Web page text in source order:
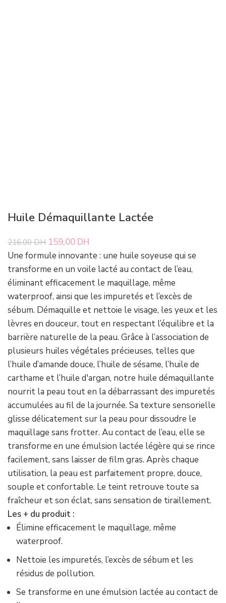
Huile Démaquillante Lactée
216,00DH Le prix initial était : 216,00 DH.
159,00 DH
Une formule innovante : une huile soyeuse qui se
transforme en un voile lacté au contact de l’eau,
éliminant efficacement le maquillage, même
waterproof, ainsi que les impuretés et l’excès de
sébum. Démaquille et nettoie le visage, les yeux et les
lèvres en douceur, tout en respectant l’équilibre et la
barrière naturelle de la peau. Grâce à l’association de
plusieurs huiles végétales précieuses, telles que
l’huile d’amande douce, l’huile de sésame, l’huile de
carthame et l’huile d'argan, notre huile démaquillante
nourrit la peau tout en la débarrassant des impuretés
accumulées au fil de la journée. Sa texture sensorielle
glisse délicatement sur la peau pour dissoudre le
maquillage sans frotter. Au contact de l’eau, elle se
transforme en une émulsion lactée légère qui se rince
facilement, sans laisser de film gras. Après chaque
utilisation, la peau est parfaitement propre, douce,
souple et confortable. Le teint retrouve toute sa
fraîcheur et son éclat, sans sensation de tiraillement.
Les + du produit :
Élimine efficacement le maquillage, même
waterproof.
Nettoie les impuretés, l’excès de sébum et les
résidus de pollution.
Se transforme en une émulsion lactée au contact de